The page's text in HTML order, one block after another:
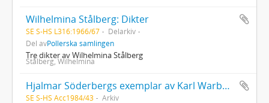
Wilhelmina Stålberg: Dikter
SE S-HS L316:1966/67
Delarkiv
Del avPollerska samlingen
Tre dikter av Wilhelmina Stålberg
Stålberg, Wilhelmina
Hjalmar Söderbergs exemplar av Karl Warburgs verk Viktor Rydberg
SE S-HS Acc1984/43 Arkiv